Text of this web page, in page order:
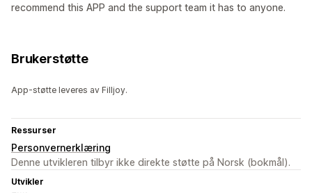
recommend this APP and the support team it has to anyone.
Brukerstøtte
App-støtte leveres av Filljoy.
Ressurser
Personvernerklæring
Denne utvikleren tilbyr ikke direkte støtte på Norsk (bokmål).
Utvikler